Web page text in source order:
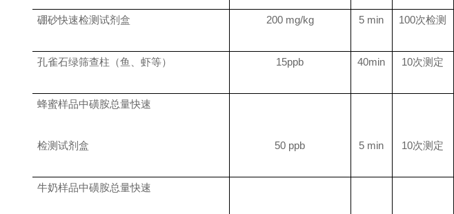
硼砂快速检测试剂盒 200 mg/kg 5 min 100次检测
孔雀石绿筛查柱（鱼、虾等） 15ppb 40min 10次测定
蜂蜜样品中磺胺总量快速
检测试剂盒 50 ppb 5 min 10次测定
牛奶样品中磺胺总量快速